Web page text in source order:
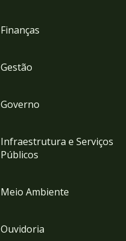
Finanças
Gestão
Governo
Infraestrutura e Serviços
Públicos
Meio Ambiente
Ouvidoria